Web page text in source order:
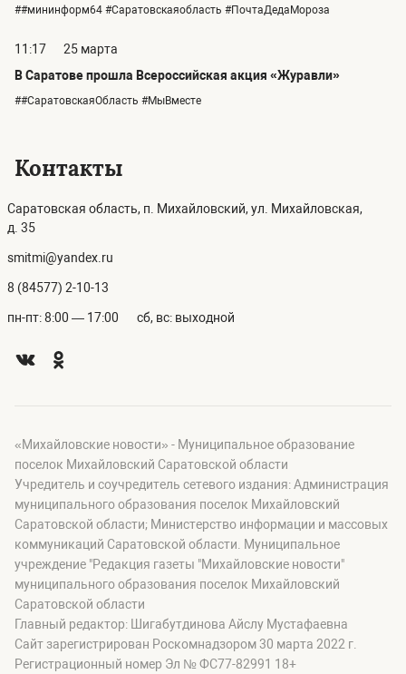
##мининформ64 #Саратовскаяобласть #ПочтаДедаМороза
11:17
25 марта
В Саратове прошла Всероссийская акция «Журавли»
##СаратовскаяОбласть #МыВместе
Контакты
Саратовская область, п. Михайловский, ул. Михайловская,
д. 35
smitmi@yandex.ru
8 (84577) 2-10-13
пн-пт: 8:00 — 17:00 сб, вс: выходной
«Михайловские новости» - Муниципальное образование
поселок Михайловский Саратовской области
Учредитель и соучредитель сетевого издания: Администрация
муниципального образования поселок Михайловский
Саратовской области; Министерство информации и массовых
коммуникаций Саратовской области. Муниципальное
учреждение "Редакция газеты "Михайловские новости"
муниципального образования поселок Михайловский
Саратовской области
Главный редактор: Шигабутдинова Айслу Мустафаевна
Сайт зарегистрирован Роскомнадзором 30 марта 2022 г.
Регистрационный номер Эл № ФС77-82991 18+